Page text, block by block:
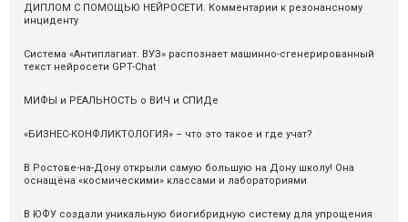
ДИПЛОМ С ПОМОЩЬЮ НЕЙРОСЕТИ. Комментарии к резонансному
инциденту
Система «Антиплагиат. ВУЗ» распознаeт машинно-сгенерированный
текст нейросети GPT-Chat
МИФЫ и РЕАЛЬНОСТЬ о ВИЧ и СПИДе
«БИЗНЕС-КОНФЛИКТОЛОГИЯ» – что это такое и где учат?
В Ростове-на-Дону открыли самую большую на Дону школу! Она
оснащёна «космическими» классами и лабораториями
В ЮФУ создали уникальную биогибридную систему для упрощения